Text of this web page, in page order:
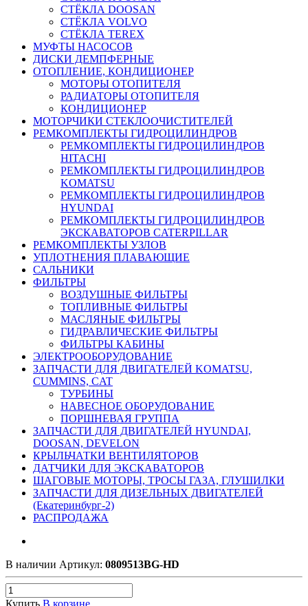
СТЁКЛА DOOSAN
СТЁКЛА VOLVO
СТЁКЛА TEREX
МУФТЫ НАСОСОВ
ДИСКИ ДЕМПФЕРНЫЕ
ОТОПЛЕНИЕ, КОНДИЦИОНЕР
МОТОРЫ ОТОПИТЕЛЯ
РАДИАТОРЫ ОТОПИТЕЛЯ
КОНДИЦИОНЕР
МОТОРЧИКИ СТЕКЛООЧИСТИТЕЛЕЙ
РЕМКОМПЛЕКТЫ ГИДРОЦИЛИНДРОВ
РЕМКОМПЛЕКТЫ ГИДРОЦИЛИНДРОВ
HITACHI
РЕМКОМПЛЕКТЫ ГИДРОЦИЛИНДРОВ
KOMATSU
РЕМКОМПЛЕКТЫ ГИДРОЦИЛИНДРОВ
HYUNDAI
РЕМКОМПЛЕКТЫ ГИДРОЦИЛИНДРОВ
ЭКСКАВАТОРОВ CATERPILLAR
РЕМКОМПЛЕКТЫ УЗЛОВ
УПЛОТНЕНИЯ ПЛАВАЮЩИЕ
САЛЬНИКИ
ФИЛЬТРЫ
ВОЗДУШНЫЕ ФИЛЬТРЫ
ТОПЛИВНЫЕ ФИЛЬТРЫ
МАСЛЯНЫЕ ФИЛЬТРЫ
ГИДРАВЛИЧЕСКИЕ ФИЛЬТРЫ
ФИЛЬТРЫ КАБИНЫ
ЭЛЕКТРООБОРУДОВАНИЕ
ЗАПЧАСТИ ДЛЯ ДВИГАТЕЛЕЙ KOMATSU,
CUMMINS, CAT
ТУРБИНЫ
НАВЕСНОЕ ОБОРУДОВАНИЕ
ПОРШНЕВАЯ ГРУППА
ЗАПЧАСТИ ДЛЯ ДВИГАТЕЛЕЙ HYUNDAI,
DOOSAN, DEVELON
КРЫЛЬЧАТКИ ВЕНТИЛЯТОРОВ
ДАТЧИКИ ДЛЯ ЭКСКАВАТОРОВ
ШАГОВЫЕ МОТОРЫ, ТРОСЫ ГАЗА, ГЛУШИЛКИ
ЗАПЧАСТИ ДЛЯ ДИЗЕЛЬНЫХ ДВИГАТЕЛЕЙ
(Екатеринбург-2)
РАСПРОДАЖА
В наличии Артикул: 0809513BG-HD
Купить В корзине